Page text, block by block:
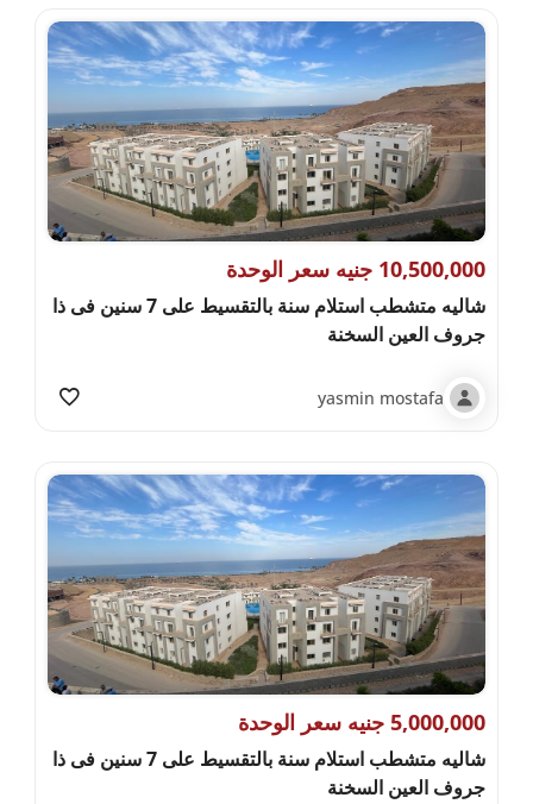
10,500,000 جنيه سعر الوحدة
شاليه متشطب استلام سنة بالتقسيط على 7 سنين فى ذا
جروف العين السخنة
yasmin mostafa
5,000,000 جنيه سعر الوحدة
شاليه متشطب استلام سنة بالتقسيط على 7 سنين فى ذا
جروف العين السخنة